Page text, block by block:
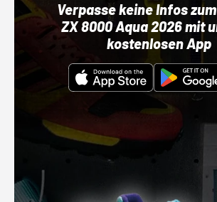
Verpasse keine Infos
ZX 8000 Aqua 2026 mit
kostenlosen App